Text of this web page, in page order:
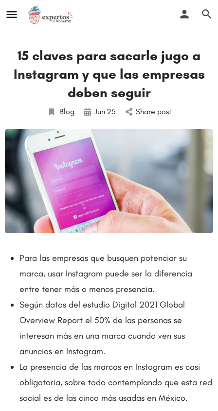
15 claves para sacarle jugo a
Instagram y que las empresas
deben seguir
Blog Jun 25 Share post
Para las empresas que busquen potenciar su
marca, usar Instagram puede ser la diferencia
entre tener más o menos presencia.
Según datos del estudio Digital 2021 Global
Overview Report el 50% de las personas se
interesan más en una marca cuando ven sus
anuncios en Instagram.
La presencia de las marcas en Instagram es casi
obligatoria, sobre todo contemplando que esta red
social es de las cinco más usadas en México.